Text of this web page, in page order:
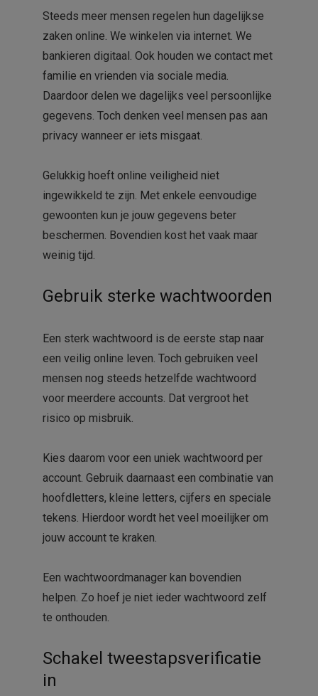
Steeds meer mensen regelen hun dagelijkse
zaken online. We winkelen via internet. We
bankieren digitaal. Ook houden we contact met
familie en vrienden via sociale media.
Daardoor delen we dagelijks veel persoonlijke
gegevens. Toch denken veel mensen pas aan
privacy wanneer er iets misgaat.
Gelukkig hoeft online veiligheid niet
ingewikkeld te zijn. Met enkele eenvoudige
gewoonten kun je jouw gegevens beter
beschermen. Bovendien kost het vaak maar
weinig tijd.
Gebruik sterke wachtwoorden
Een sterk wachtwoord is de eerste stap naar
een veilig online leven. Toch gebruiken veel
mensen nog steeds hetzelfde wachtwoord
voor meerdere accounts. Dat vergroot het
risico op misbruik.
Kies daarom voor een uniek wachtwoord per
account. Gebruik daarnaast een combinatie van
hoofdletters, kleine letters, cijfers en speciale
tekens. Hierdoor wordt het veel moeilijker om
jouw account te kraken.
Een wachtwoordmanager kan bovendien
helpen. Zo hoef je niet ieder wachtwoord zelf
te onthouden.
Schakel tweestapsverificatie
in